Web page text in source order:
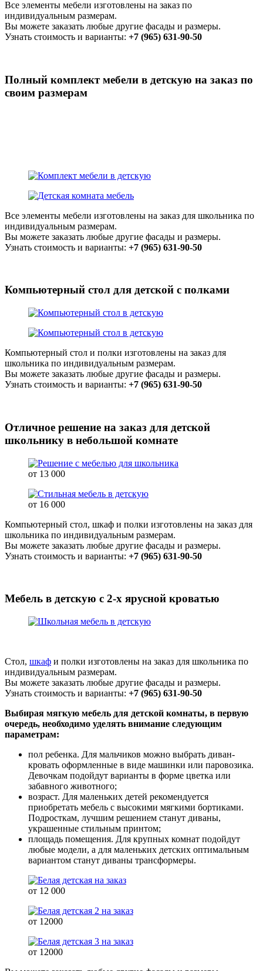
Все элементы мебели изготовлены на заказ по
индивидуальным размерам.
Вы можете заказать любые другие фасады и размеры.
Узнать стоимость и варианты: +7 (965) 631-90-50
Полный комплект мебели в детскую на заказ по
своим размерам
Все элементы мебели изготовлены на заказ для школьника по
индивидуальным размерам.
Вы можете заказать любые другие фасады и размеры.
Узнать стоимость и варианты: +7 (965) 631-90-50
Компьютерный стол для детской с полками
Компьютерный стол и полки изготовлены на заказ для
школьника по индивидуальным размерам.
Вы можете заказать любые другие фасады и размеры.
Узнать стоимость и варианты: +7 (965) 631-90-50
Отличное решение на заказ для детской
школьнику в небольшой комнате
от 13 000
от 16 000
Компьютерный стол, шкаф и полки изготовлены на заказ для
школьника по индивидуальным размерам.
Вы можете заказать любые другие фасады и размеры.
Узнать стоимость и варианты: +7 (965) 631-90-50
Мебель в детскую с 2-х ярусной кроватью
Стол, шкаф и полки изготовлены на заказ для школьника по
индивидуальным размерам.
Вы можете заказать любые другие фасады и размеры.
Узнать стоимость и варианты: +7 (965) 631-90-50
Выбирая мягкую мебель для детской комнаты, в первую
очередь, необходимо уделять внимание следующим
параметрам:
пол ребенка. Для мальчиков можно выбрать диван-
кровать оформленные в виде машинки или паровозика.
Девочкам подойдут варианты в форме цветка или
забавного животного;
возраст. Для маленьких детей рекомендуется
приобретать мебель с высокими мягкими бортиками.
Подросткам, лучшим решением станут диваны,
украшенные стильным принтом;
площадь помещения. Для крупных комнат подойдут
любые модели, а для маленьких детских оптимальным
вариантом станут диваны трансформеры.
от 12 000
от 12000
от 12000